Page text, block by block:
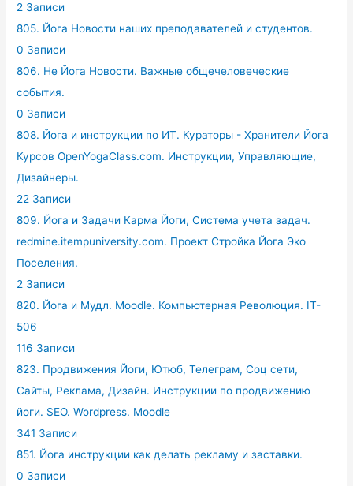
2 Записи
805. Йога Новости наших преподавателей и студентов.
0 Записи
806. Не Йога Новости. Важные общечеловеческие
события.
0 Записи
808. Йога и инструкции по ИТ. Кураторы - Хранители Йога
Курсов OpenYogaClass.com. Инструкции, Управляющие,
Дизайнеры.
22 Записи
809. Йога и Задачи Карма Йоги, Система учета задач.
redmine.itempuniversity.com. Проект Стройка Йога Эко
Поселения.
2 Записи
820. Йога и Мудл. Moodle. Компьютерная Революция. IT-
506
116 Записи
823. Продвижения Йоги, Ютюб, Телеграм, Соц сети,
Сайты, Реклама, Дизайн. Инструкции по продвижению
йоги. SEO. Wordpress. Moodle
341 Записи
851. Йога инструкции как делать рекламу и заставки.
0 Записи